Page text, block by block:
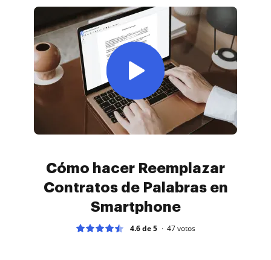
Cómo hacer Reemplazar
Contratos de Palabras en
Smartphone
4.6 de 5 47votos